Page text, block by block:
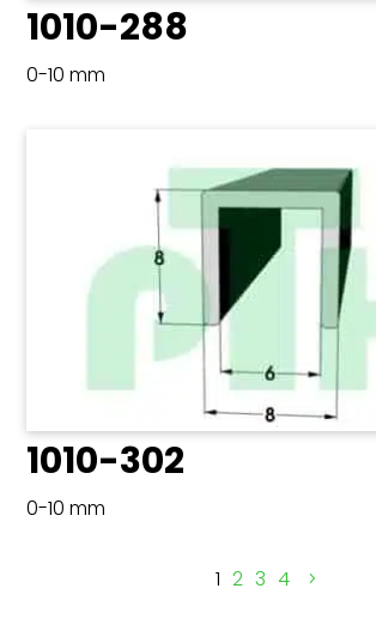
1010-288
0-10 mm
1010-302
0-10 mm
1 2 3 4